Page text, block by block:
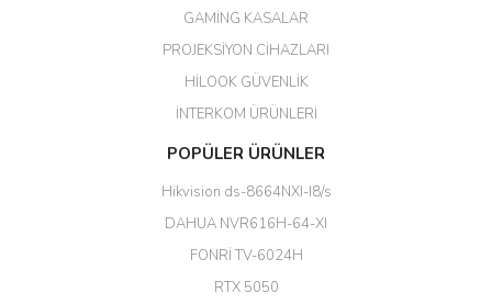
Her şey için teşekkür ederim çok
Erdal Cingöz | 07/02/2026
Başarılı. Bu vasıfta bir ürünü bu
kadar uygun fiyata bulabilmek
büyük şans. Güvenliticaret
(HIKVISION DS-3E0326P-E/M(B)
GAMİNG KASALAR
PROJEKSİYON CİHAZLARI
HİLOOK GÜVENLİK
İNTERKOM ÜRÜNLERİ
POPÜLER ÜRÜNLER
Hikvision ds-8664NXI-I8/s
DAHUA NVR616H-64-XI
FONRİ TV-6024H
RTX 5050